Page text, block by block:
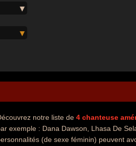
notre liste de 4 chanteuse
exemple : Dana Dawson, Lhasa De
(de sexe féminin) peuvent